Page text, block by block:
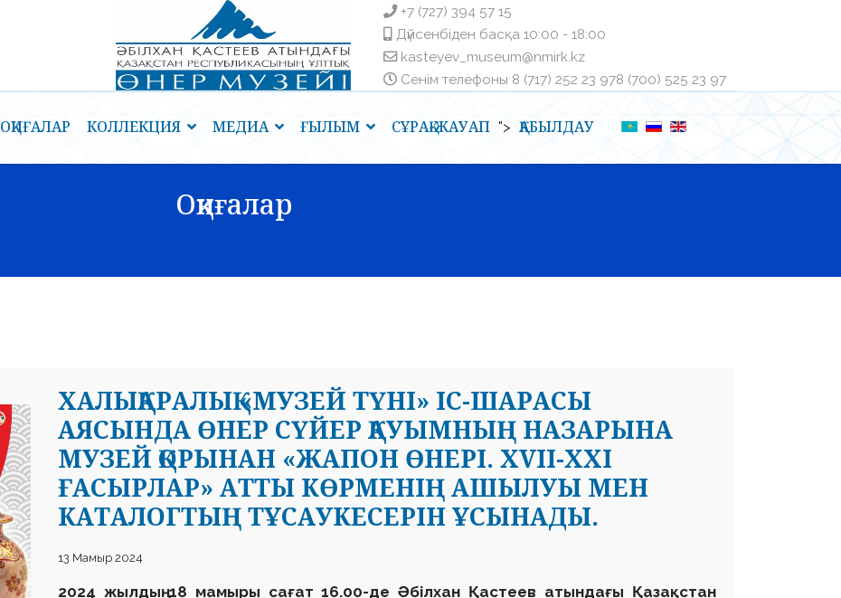
+7 (727) 394 57 15
Дүйсенбіден басқа ㅤ10:00 - 18:00
kasteyev_museum@nmirk.kz
Сенім телефоныㅤ 8 (717) 252 23 97ㅤ8 (700) 525 23 97
ОҚИҒАЛАР КОЛЛЕКЦИЯ МЕДИА ҒЫЛЫМ СҰРАҚ-ЖАУАП "> ҚАБЫЛДАУ
Оқиғалар
ХАЛЫҚАРАЛЫҚ «МУЗЕЙ ТҮНІ» ІС-ШАРАСЫ
АЯСЫНДА ӨНЕР СҮЙЕР ҚАУЫМНЫҢ НАЗАРЫНА
МУЗЕЙ ҚОРЫНАН «ЖАПОН ӨНЕРІ. XVII-XXI
ҒАСЫРЛАР» АТТЫ КӨРМЕНІҢ АШЫЛУЫ МЕН
КАТАЛОГТЫҢ ТҰСАУКЕСЕРІН ҰСЫНАДЫ.
13 Мамыр 2024
2024 жылдың 18 мамыры сағат 16.00-де Әбілхан Қастеев атындағы Қазақстан